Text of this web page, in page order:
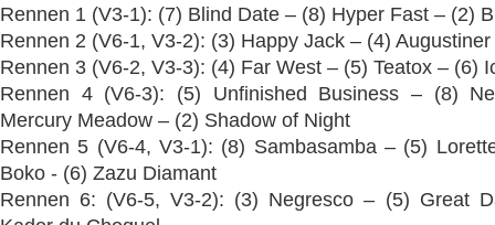
Rennen 1 (V3-1): (7) Blind Date – (8) Hyper Fast – (2)
Rennen 2 (V6-1, V3-2): (3) Happy Jack – (4)
Rennen 3 (V6-2, V3-3): (4) Far West – (5) Teatox – (6)
Rennen 4 (V6-3): (5) Unfinished Business – (8)
Mercury Meadow – (2) Shadow of Night
Rennen 5 (V6-4, V3-1): (8) Sambasamba – (5)
Boko - (6) Zazu Diamant
Rennen 6: (V6-5, V3-2): (3) Negresco – (5) Great